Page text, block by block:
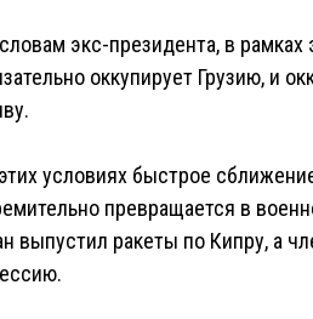
экс-президента, в
оккупирует Грузию, и
условиях быстрое
превращается в
выпустил ракеты по Кипру, а